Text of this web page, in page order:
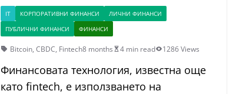
IT КОРПОРАТИВНИ ФИНАНСИ
ЛИЧНИ ФИНАНСИ
ПУБЛИЧНИ ФИНАНСИ
ФИНАНСИ
Bitcoin,CBDC, Fintech8 months 4 min read 1286 Views
Финансовата технология, известна още
като fintech, е използването на